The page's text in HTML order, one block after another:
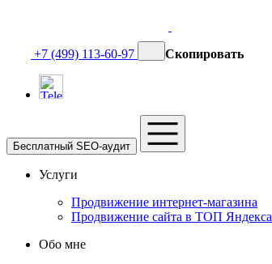
+7 (499) 113-60-97 Скопировать
Бесплатный SEO-аудит
Услуги
Продвижение интернет-магазина
Продвижение сайта в ТОП Яндекса
Обо мне